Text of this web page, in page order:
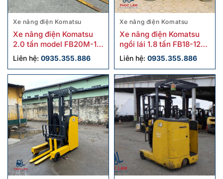
Xe nâng điện Komatsu
Xe nâng điện Komatsu
2.0 tấn model FB20M-12
cũ
Liên hệ: 0935.355.886
Xe nâng điện Komatsu
Xe nâng điện Komatsu
ngồi lái 1.8 tấn FB18-12
cũ
Liên hệ: 0935.355.886